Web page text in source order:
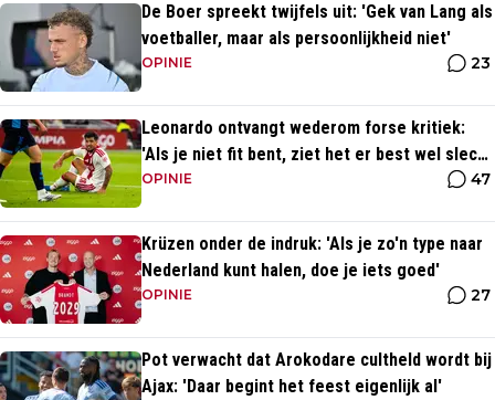
De Boer spreekt twijfels uit: 'Gek van Lang als
voetballer, maar als persoonlijkheid niet'
OPINIE 23
Leonardo ontvangt wederom forse kritiek:
'Als je niet fit bent, ziet het er best wel slecht
uit'
OPINIE 47
Krüzen onder de indruk: 'Als je zo'n type naar
Nederland kunt halen, doe je iets goed'
OPINIE 27
Pot verwacht dat Arokodare cultheld wordt bij
Ajax: 'Daar begint het feest eigenlijk al'